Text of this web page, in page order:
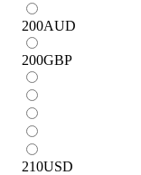
200AUD
200GBP
210USD